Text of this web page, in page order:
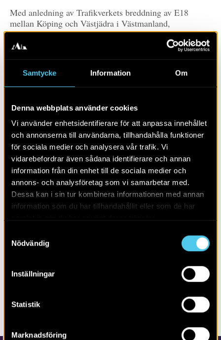
Samtycke Information Om
Denna webbplats använder cookies
Vi använder enhetsidentifierare för att anpassa innehållet
och annonserna till användarna, tillhandahålla funktioner
för sociala medier och analysera vår trafik. Vi
vidarebefordrar även sådana identifierare och annan
information från din enhet till de sociala medier och
annons- och analysföretag som vi samarbetar med.
Dessa kan i sin tur kombinera informationen med annan
information som du har tillhandahållit eller som de har
Nödvändig
Inställningar
Statistik
Marknadsföring
Med anledning av Trafikverkets breddning av E18
mellan Köping och Västjädra i Västmanland,
genomförde Arkeologerna vid Statens historiska museer
sex arkeologiska undersökningar längs norra sidan av
E18 under år 2021. I föreliggande rapport beskrivs det
undersökningarna. I denna första volym presenteras
rapportens inledande delar samt resultaten från det
en aktivitetsyta och en gravgrupp från förromersk
järnålder respektive folkvandringstid och äldre vendeltid
vid Åby.
LÄS MER OM:
PUBLIKATION RAPPORTER VÄSTMANLAND
HÄGNAD
HÄLLRISTNING